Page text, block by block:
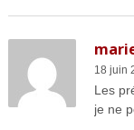
18 juin
Les
je ne